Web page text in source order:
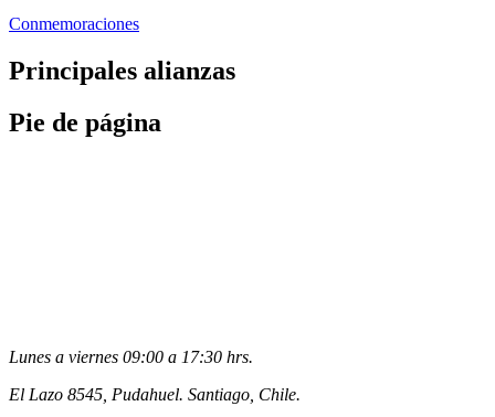
Conmemoraciones
Principales alianzas
Pie de página
Lunes a viernes 09:00 a 17:30 hrs.
El Lazo 8545, Pudahuel. Santiago, Chile.